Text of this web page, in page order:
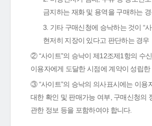
금지하는 재화 및 용역을 구매하는
3. 기타 구매신청에 승낙하는 것이 “
현저히 지장이 있다고 판단하는 경우
② “사이트”의 승낙이 제12조제1항의 수
이용자에게 도달한 시점에 계약이 성립한
③ “사이트”의 승낙의 의사표시에는 이용
대한 확인 및 판매가능 여부, 구매신청의
관한 정보 등을 포함하여야 합니다.